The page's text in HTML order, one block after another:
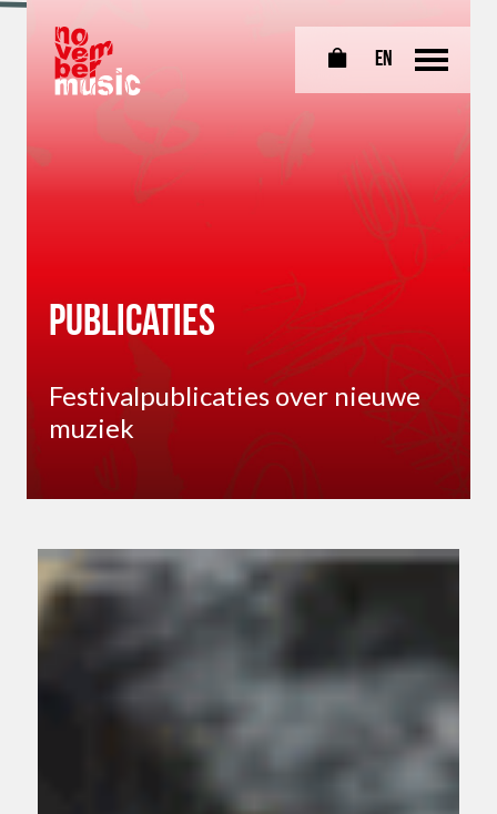
0 EN
Publicaties
Festivalpublicaties over nieuwe
muziek